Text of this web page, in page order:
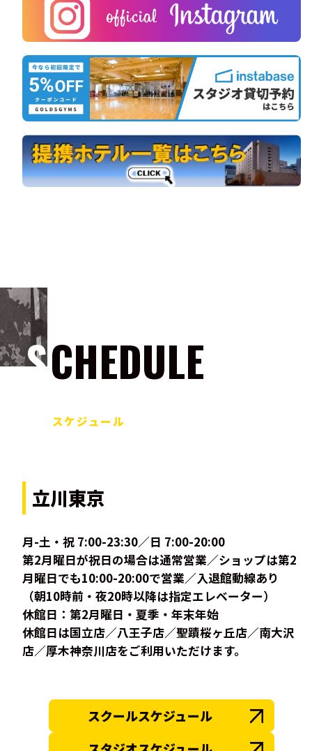
SCHEDULE
スケジュール
立川東京
月-土・祝 7:00-23:30／日 7:00-20:00
第2月曜日が祝日の場合は通常営業／ショップは第2
月曜日でも10:00-20:00で営業／入退館動線あり
（朝10時前・夜20時以降は指定エレベーター）
休館日：第2月曜日・夏季・年末年始
休館日は国立店／八王子店／聖蹟桜ヶ丘店／南大沢
店／厚木神奈川店をご利用いただけます。
スクールスケジュール